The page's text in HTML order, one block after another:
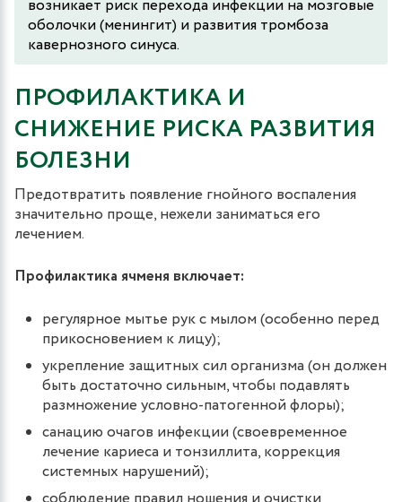
возникает риск перехода инфекции на мозговые
оболочки (менингит) и развития тромбоза
кавернозного синуса.
ПРОФИЛАКТИКА И
СНИЖЕНИЕ РИСКА РАЗВИТИЯ
БОЛЕЗНИ
Предотвратить появление гнойного воспаления
значительно проще, нежели заниматься его
лечением.
Профилактика ячменя включает:
регулярное мытье рук с мылом (особенно перед
прикосновением к лицу);
укрепление защитных сил организма (он должен
быть достаточно сильным, чтобы подавлять
размножение условно-патогенной флоры);
санацию очагов инфекции (своевременное
лечение кариеса и тонзиллита, коррекция
системных нарушений);